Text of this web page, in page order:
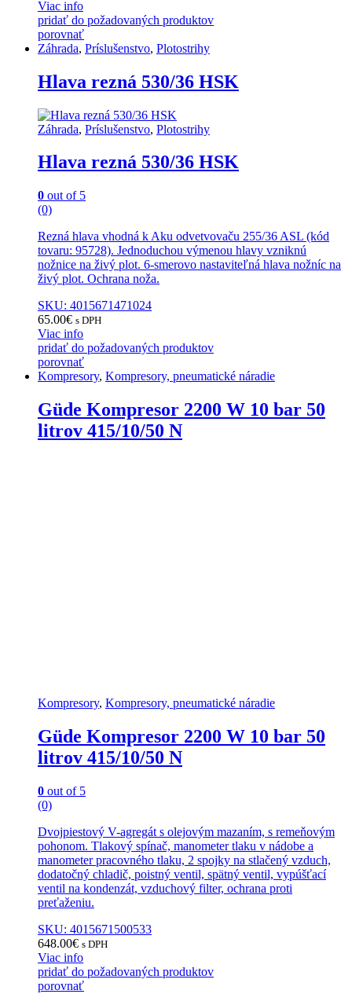
Viac info
pridať do požadovaných produktov
porovnať
Záhrada, Príslušenstvo, Plotostrihy
Hlava rezná 530/36 HSK
Záhrada, Príslušenstvo, Plotostrihy
Hlava rezná 530/36 HSK
0 out of 5
(0)
Rezná hlava vhodná k Aku odvetvovaču 255/36 ASL (kód
tovaru: 95728). Jednoduchou výmenou hlavy vzniknú
nožnice na živý plot. 6-smerovo nastaviteľná hlava nožníc na
živý plot. Ochrana noža.
SKU: 4015671471024
65.00€ s DPH
Viac info
pridať do požadovaných produktov
porovnať
Kompresory, Kompresory, pneumatické náradie
Güde Kompresor 2200 W 10 bar 50
litrov 415/10/50 N
Kompresory, Kompresory, pneumatické náradie
Güde Kompresor 2200 W 10 bar 50
litrov 415/10/50 N
0 out of 5
(0)
Dvojpiestový V-agregát s olejovým mazaním, s remeňovým
pohonom. Tlakový spínač, manometer tlaku v nádobe a
manometer pracovného tlaku, 2 spojky na stlačený vzduch,
dodatočný chladič, poistný ventil, spätný ventil, vypúšťací
ventil na kondenzát, vzduchový filter, ochrana proti
preťaženiu.
SKU: 4015671500533
648.00€ s DPH
Viac info
pridať do požadovaných produktov
porovnať